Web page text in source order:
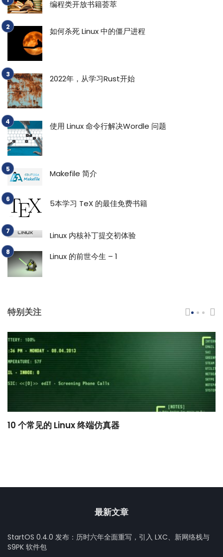
编程类开放书籍荟萃
如何杀死 Linux 中的僵尸进程
2022年，从学习Rust开始
使用 Linux 命令行解决Wordle 问题
Makefile 简介
5本学习 TeX 的最佳免费书籍
Linux 内核补丁提交初体验
Linux 的前世今生 – 1
特别关注
10 个常见的 Linux 终端仿真器
最新文章
StartOS 0.4.0 发布：历时六年全面重写，引入 LXC、新网络栈与
S9PK 软件包